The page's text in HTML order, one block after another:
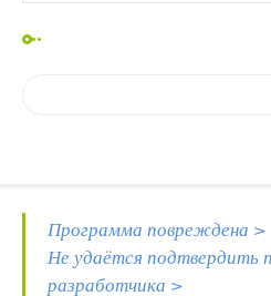
Программа повреждена >
Не удаётся подтвердить
разработчика >